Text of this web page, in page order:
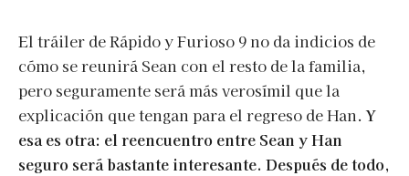
El tráiler de Rápido y Furioso 9 no da indicios de
cómo se reunirá Sean con el resto de la familia,
pero seguramente será más verosímil que la
explicación que tengan para el regreso de Han.Y
esa es otra: el reencuentro entre Sean y Han
seguro será bastante interesante. Después de todo,